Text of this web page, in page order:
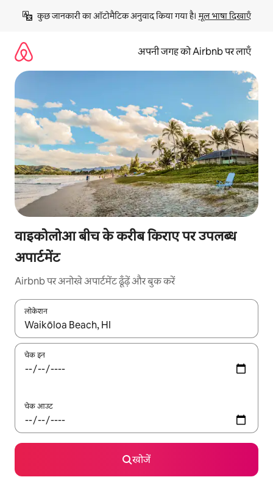
छोड़कर
कॉन्टेंट
कुछ जानकारी का ऑटोमैटिक अनुवाद किया गया है। मूल भाषा दिखाएँ
अपनी जगह को Airbnb पर लाएँ
वाइकोलोआ बीच के करीब किराए पर उपलब्ध
अपार्टमेंट
Airbnb पर अनोखे अपार्टमेंट ढूँढ़ें और बुक करें
लोकेशन
नतीजों के उपलब्ध होने पर, अप और डाउन 'ऐरो की' का इस्तेमाल करके नेविगेट
चेक इन
चेक आउट
खोजें